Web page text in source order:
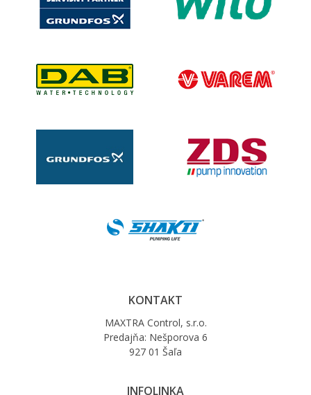
KONTAKT
MAXTRA Control, s.r.o.
Predajňa: Nešporova 6
927 01 Šaľa
INFOLINKA